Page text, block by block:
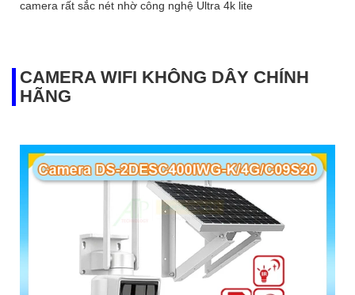
camera rất sắc nét nhờ công nghệ Ultra 4k lite
CAMERA WIFI KHÔNG DÂY CHÍNH
HÃNG